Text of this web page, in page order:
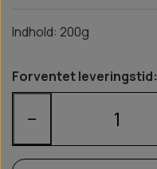
Indhold: 200g
Forventet leveringstid:
−